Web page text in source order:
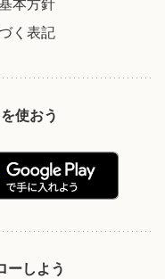
く表記
使おう
ーしよう